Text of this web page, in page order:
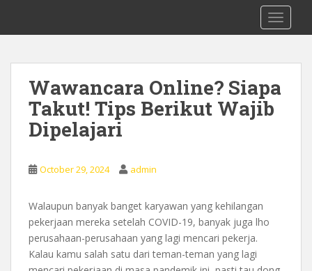
i
0878 8705 9305 Kursus Bahasa Inggis
dari Dasar Untuk Pemula Mataram
Wawancara Online? Siapa
Takut! Tips Berikut Wajib
Dipelajari
October 29, 2024 admin
Walaupun banyak banget karyawan yang kehilangan
pekerjaan mereka setelah COVID-19, banyak juga lho
perusahaan-perusahaan yang lagi mencari pekerja.
Kalau kamu salah satu dari teman-teman yang lagi